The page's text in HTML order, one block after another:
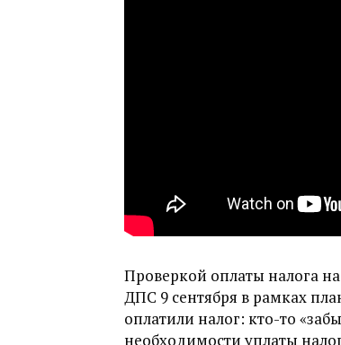
Проверкой оплаты налога
ДПС 9 сентября в рамках
оплатили налог: кто-то
необходимости уплаты